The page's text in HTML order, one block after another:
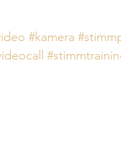
#kamera